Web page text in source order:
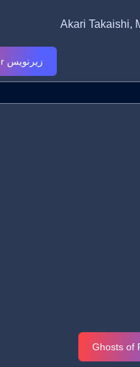
زیرنویس Ghost Killer